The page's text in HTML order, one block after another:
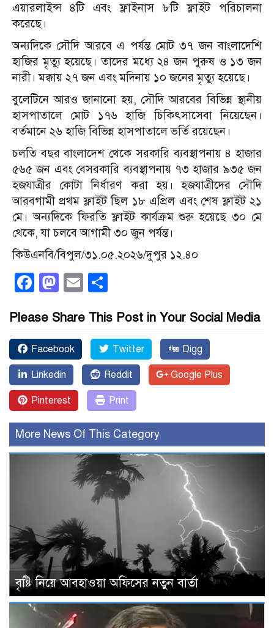
এয়ারলাইন্স ৪টি এবং ফ্লাইনাস ৮টি ফ্লাইট পরিচালনা
করেছে।
অন্যদিকে সৌদি আরবে এ পর্যন্ত মোট ৩৭ জন বাংলাদেশি
হাজির মৃত্যু হয়েছে। তাদের মধ্যে ২৪ জন পুরুষ ও ১৩ জন
নারী। মক্কায় ২৭ জন এবং মদিনায় ১০ জনের মৃত্যু হয়েছে।
বুলেটিনে আরও জানানো হয়, সৌদি আরবের বিভিন্ন স্থানীয়
হাসপাতালে মোট ১৭৬ হাজি চিকিৎসাসেবা নিয়েছেন।
বর্তমানে ২৬ হাজি বিভিন্ন হাসপাতালে ভর্তি রয়েছেন।
চলতি বছর বাংলাদেশ থেকে সরকারি ব্যবস্থাপনায় ৪ হাজার
৫৬৫ জন এবং বেসরকারি ব্যবস্থাপনায় ৭৩ হাজার ৯৩৫ জন
হজযাত্রীর কোটা নির্ধারণ করা হয়। হজযাত্রীদের সৌদি
আরবগামী প্রথম ফ্লাইট ছিল ১৮ এপ্রিল এবং শেষ ফ্লাইট ২১
মে। অন্যদিকে ফিরতি ফ্লাইট কার্যক্রম শুরু হয়েছে ৩০ মে
থেকে, যা চলবে আগামী ৩০ জুন পর্যন্ত।
কিউএনবি/বিপুল/৩১.০৫.২০২৬/দুপুর ১২.৪০
Facebook
Mastodon
Email
Please Share This Post in Your Social Media
Facebook Twitter Digg
Linkedin Reddit Google Plus
Pinterest Print
More News Of This Category
বৃষ্টি নিয়ে আবহাওয়া অফিসের নতুন বার্তা